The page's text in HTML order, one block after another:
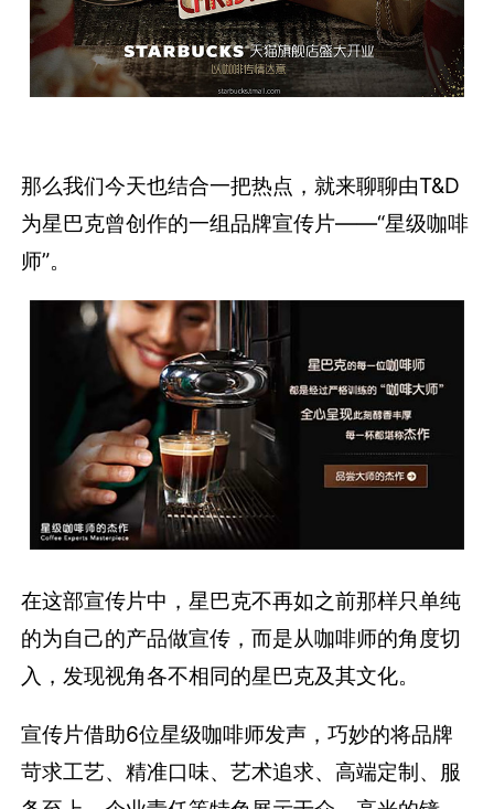
那么我们今天也结合一把热点，就来聊聊由T&D
为星巴克曾创作的一组品牌宣传片——“星级咖啡
师”。
在这部宣传片中，星巴克不再如之前那样只单纯
的为自己的产品做宣传，而是从咖啡师的角度切
入，发现视角各不相同的星巴克及其文化。
宣传片借助6位星级咖啡师发声，巧妙的将品牌
苛求工艺、精准口味、艺术追求、高端定制、服